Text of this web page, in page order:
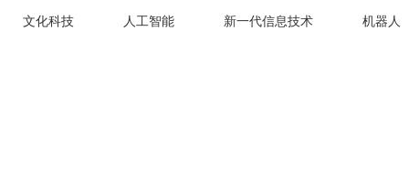
文化科技 人工智能 新一代信息技术 机器人